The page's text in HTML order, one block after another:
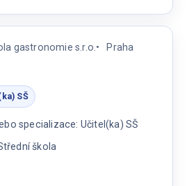
gastronomie s.r.o. Praha
SŠ
specializace: Učitel(ka) SŠ
škola